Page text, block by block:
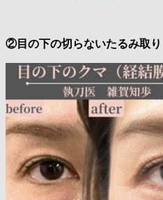
②目の下の切らないたるみ取り